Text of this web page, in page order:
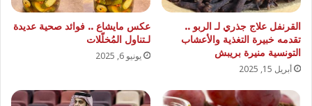
القرنفل علاج جذري لـ الربو ..
تقدمه خبيرة التغذية والأعشاب
التونسية منيرة بريبش
أبريل 15, 2025
عكس مايشاع .. فوائد صحية عديدة
لـتناول المُخلّلات
يونيو 6, 2025